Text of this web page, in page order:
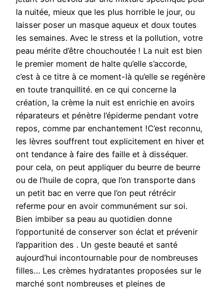
la nuitée, mieux que les plus horrible le jour, ou
laisser poser un masque aqueux et doux toutes
les semaines. Avec le stress et la pollution, votre
peau mérite d’être chouchoutée ! La nuit est bien
le premier moment de halte qu’elle s’accorde,
c’est à ce titre à ce moment-là qu’elle se regénère
en toute tranquillité. en ce qui concerne la
création, la crème la nuit est enrichie en avoirs
réparateurs et pénètre l’épiderme pendant votre
repos, comme par enchantement !C’est reconnu,
les lèvres souffrent tout explicitement en hiver et
ont tendance à faire des faille et à disséquer.
pour cela, on peut appliquer du beurre de beurre
ou de l’huile de copra, que l’on transporte dans
un petit bac en verre que l’on peut rétrécir
referme pour en avoir communément sur soi.
Bien imbiber sa peau au quotidien donne
l’opportunité de conserver son éclat et prévenir
l’apparition des . Un geste beauté et santé
aujourd’hui incontournable pour de nombreuses
filles… Les crèmes hydratantes proposées sur le
marché sont nombreuses et pleines de